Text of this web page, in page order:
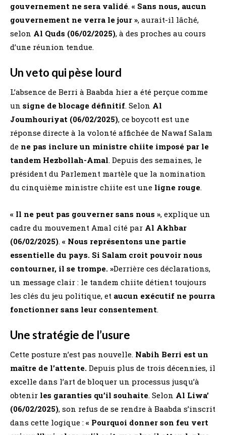
gouvernement ne sera validé. « Sans nous, aucun
gouvernement ne verra le jour », aurait-il lâché,
selon Al Quds (06/02/2025), à des proches au cours
d’une réunion tendue​.
Un veto qui pèse lourd
L’absence de Berri à Baabda hier a été perçue comme
un signe de blocage définitif. Selon Al
Joumhouriyat (06/02/2025), ce boycott est une
réponse directe à la volonté affichée de Nawaf Salam
de ne pas inclure un ministre chiite imposé par le
tandem Hezbollah-Amal​. Depuis des semaines, le
président du Parlement martèle que la nomination
du cinquième ministre chiite est une ligne rouge.
« Il ne peut pas gouverner sans nous », explique un
cadre du mouvement Amal cité par Al Akhbar
(06/02/2025). « Nous représentons une partie
essentielle du pays. Si Salam croit pouvoir nous
contourner, il se trompe. »Derrière ces déclarations,
un message clair : le tandem chiite détient toujours
les clés du jeu politique, et aucun exécutif ne pourra
fonctionner sans leur consentement.
Une stratégie de l’usure
Cette posture n’est pas nouvelle. Nabih Berri est un
maître de l’attente. Depuis plus de trois décennies, il
excelle dans l’art de bloquer un processus jusqu’à
obtenir les garanties qu’il souhaite. Selon Al Liwa’
(06/02/2025), son refus de se rendre à Baabda s’inscrit
dans cette logique : « Pourquoi donner son feu vert